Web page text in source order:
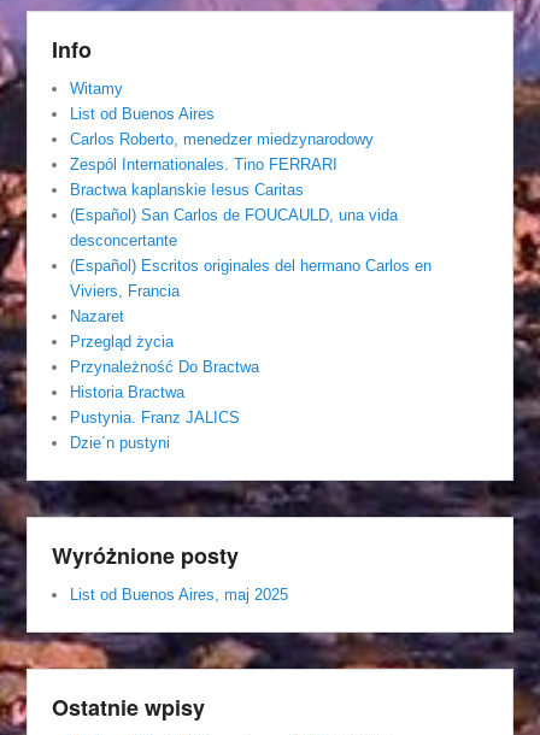
Info
Witamy
List od Buenos Aires
Carlos Roberto, menedzer miedzynarodowy
Zespól Internationales. Tino FERRARI
Bractwa kaplanskie Iesus Caritas
(Español) San Carlos de FOUCAULD, una vida
desconcertante
(Español) Escritos originales del hermano Carlos en
Viviers, Francia
Nazaret
Przegląd życia
Przynależność Do Bractwa
Historia Bractwa
Pustynia. Franz JALICS
Dzie´n pustyni
Wyróżnione posty
List od Buenos Aires, maj 2025
Ostatnie wpisy